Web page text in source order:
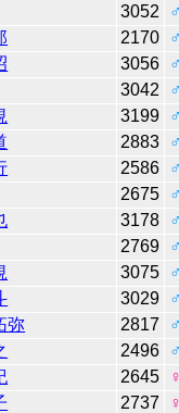
3052
2170
3056
3042
3199
2883
2586
2675
3178
2769
3075
3029
弥 2817
2496
2645
2737